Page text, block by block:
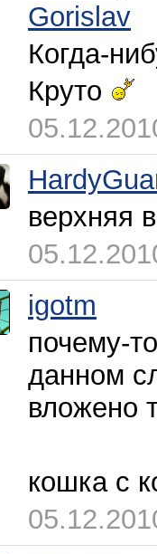
Gorislav
Когда-
Круто
верхняя
igotm
почему-
данном
вложено
кошка с